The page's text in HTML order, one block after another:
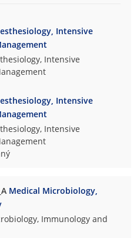
Intensive
Intensive
Intensive
Intensive
Medical Microbiology,
Immunology and